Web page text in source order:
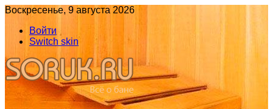
Воскресенье, 9 августа 2026
Войти
Switch skin